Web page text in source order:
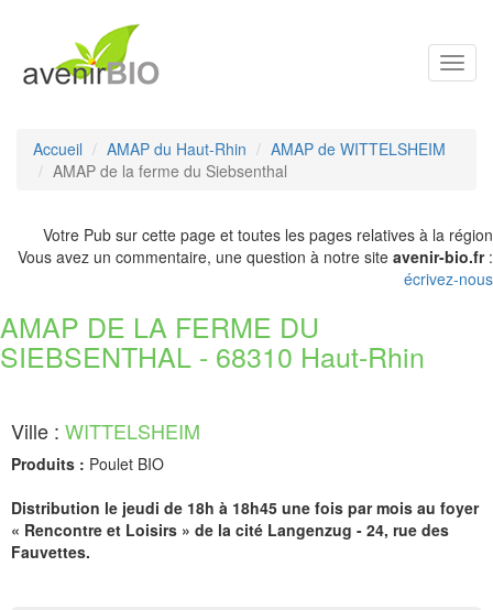
Accueil AMAP du Haut-Rhin
AMAP de WITTELSHEIM
AMAP de la ferme du Siebsenthal
Votre Pub sur cette page et toutes les pages relatives à la région
Vous avez un commentaire, une question à notre site avenir-bio.fr:
écrivez-nous
AMAP DE LA FERME DU
SIEBSENTHAL - 68310 Haut-Rhin
Ville : WITTELSHEIM
Produits : Poulet BIO
Distribution le jeudi de 18h à 18h45 une fois par mois au foyer
« Rencontre et Loisirs » de la cité Langenzug - 24, rue des
Fauvettes.